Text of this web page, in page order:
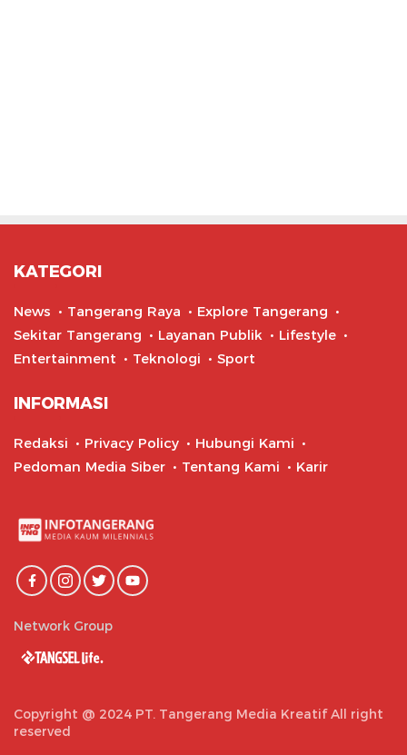
KATEGORI
News Tangerang Raya
Explore Tangerang
Sekitar Tangerang
Layanan Publik
Lifestyle
Entertainment
Teknologi Sport
INFORMASI
Redaksi Privacy Policy
Hubungi Kami
Pedoman Media Siber
Tentang Kami Karir
Network Group
Copyright @ 2024 PT. Tangerang Media Kreatif All right
reserved